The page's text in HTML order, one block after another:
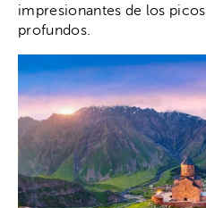
impresionantes de los
profundos.